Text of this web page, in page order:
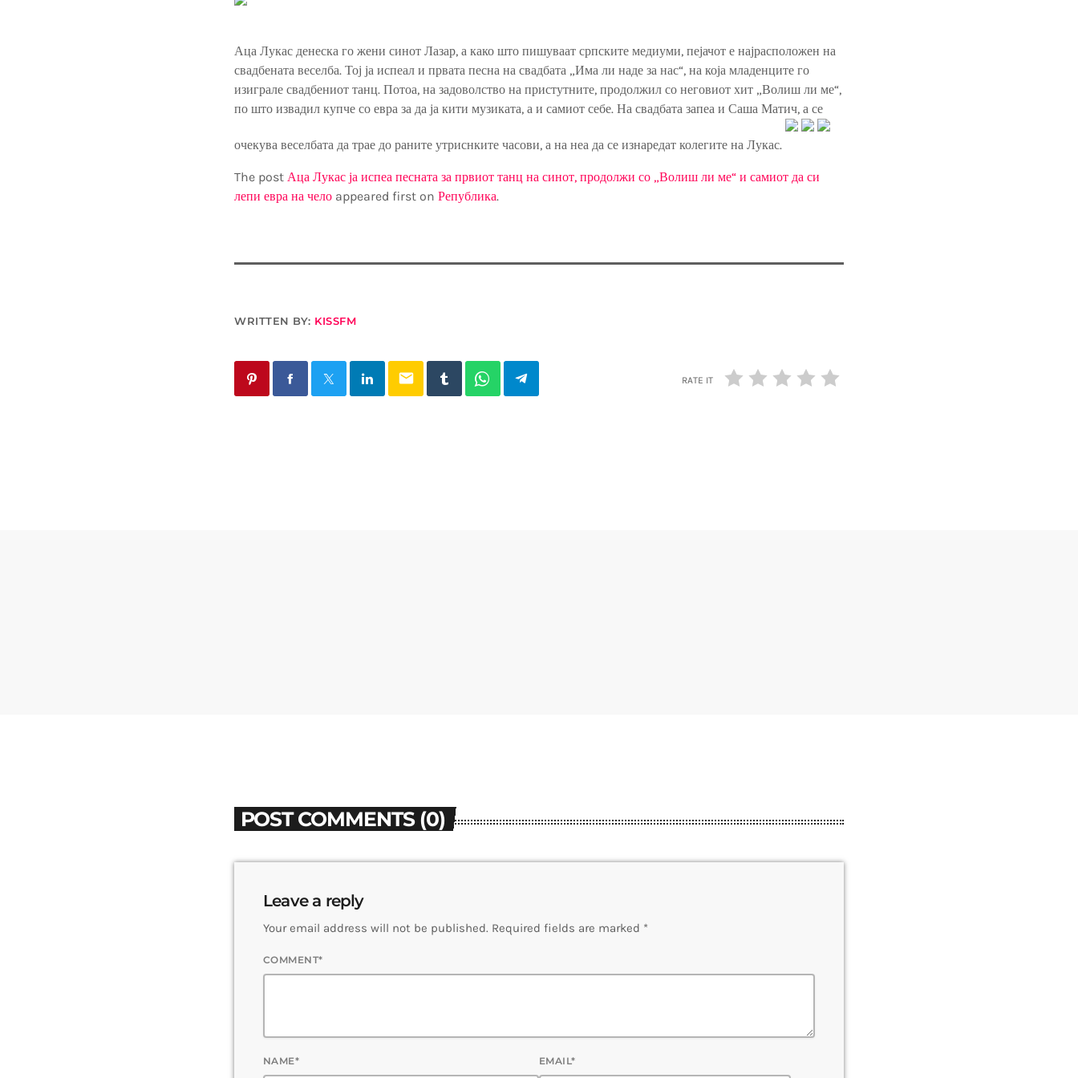
Аца Лукас денеска го жени синот Лазар, а како што пишуваат српските медиуми, пејачот е најрасположен на
свадбената веселба. Тој ја испеал и првата песна на свадбата „Има ли наде за нас“, на која младенците го
изиграле свадбениот танц. Потоа, на задоволство на пристутните, продолжил со неговиот хит „Волиш ли ме“,
по што извадил купче со евра за да ја кити музиката, а и самиот себе. На свадбата запеа и Саша Матич, а се
очекува веселбата да трае до раните утриснките часови, а на неа да се изнаредат колегите на Лукас.
The post Аца Лукас ја испеа песната за првиот танц на синот, продолжи со „Волиш ли ме“ и самиот да си
лепи евра на чело appeared first on Република.
WRITTEN BY: KISSFM
email RATE IT
POST COMMENTS (0)
Leave a reply
Your email address will not be published. Required fields are marked *
COMMENT*
NAME* EMAIL*